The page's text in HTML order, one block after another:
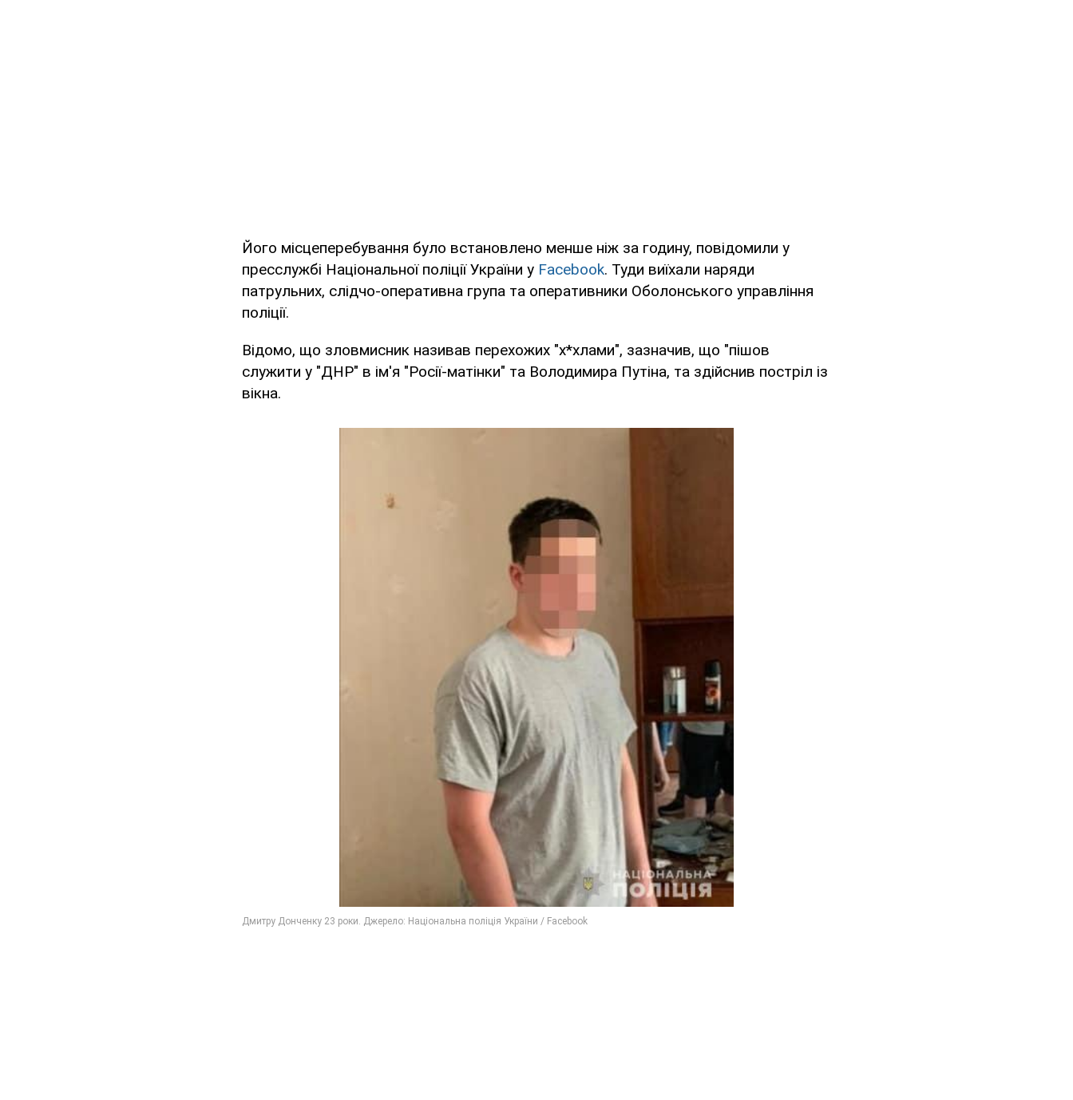
Його місцеперебування було встановлено менше ніж за годину, повідомили у
пресслужбі Національної поліції України у Facebook. Туди виїхали наряди
патрульних, слідчо-оперативна група та оперативники Оболонського управління
поліції.
Відомо, що зловмисник називав перехожих "х*хлами", зазначив, що "пішов
служити у "ДНР" в ім'я "Росії-матінки" та Володимира Путіна, та здійснив постріл із
вікна.